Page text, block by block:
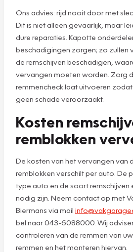
Ons advies: rijd nooit door met
Dit is niet alleen gevaarlijk, maar
dure reparaties. Kapotte
beschadigingen zorgen; zo zullen
de remschijven beschadigen,
vervangen moeten worden. Zorg
remmencheck laat uitvoeren
geen schade veroorzaakt.
Kosten
remblokken
De kosten van het vervangen van
remblokken verschilt per auto. De
type auto en de soort remschijven
nodig zijn. Neem contact op met
Biermans via mail
bel naar 043-6088000. Wij
controleren van de remmen van
remmen en het monteren hiervan.